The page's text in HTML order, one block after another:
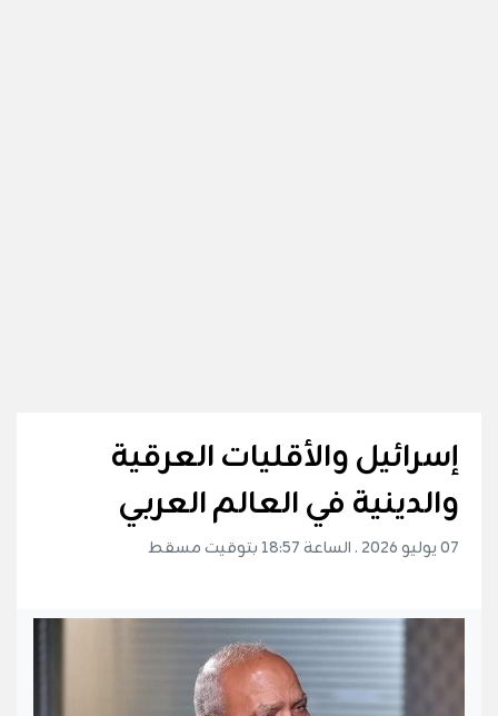
إسرائيل والأقليات العرقية
والدينية في العالم العربي
07 يوليو 2026 . الساعة 18:57 بتوقيت مسقط